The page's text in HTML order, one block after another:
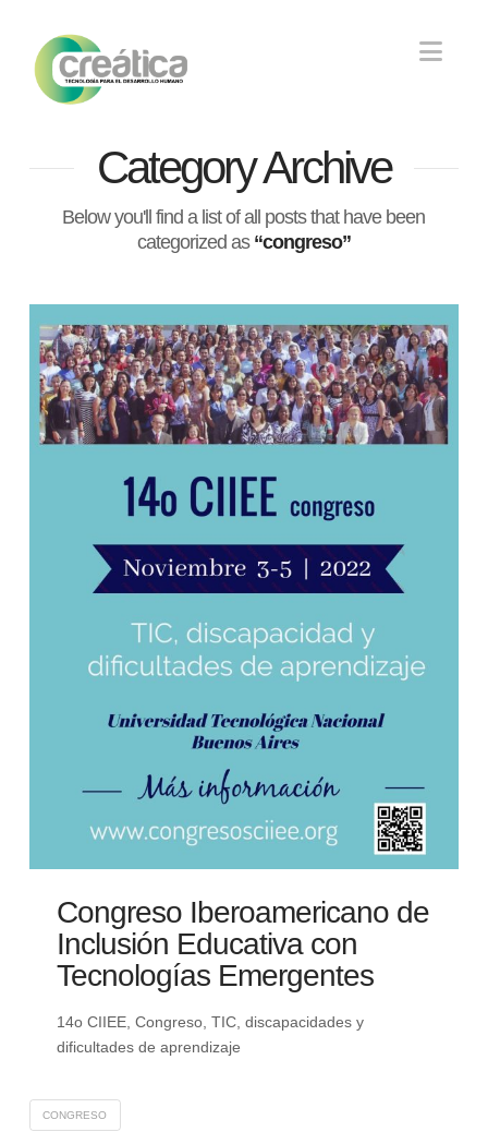
Category Archive
Below you'll find a list of all posts that have been
categorized as “congreso”
Congreso Iberoamericano de
Inclusión Educativa con
Tecnologías Emergentes
14o CIIEE, Congreso, TIC, discapacidades y
dificultades de aprendizaje
CONGRESO